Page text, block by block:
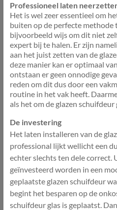
Professioneel laten
Het is wel zeer essentieel om
buiten op de perfecte methode
bijvoorbeeld wijs om dit niet
expert bij te halen. Er zijn
aan het juist zetten van de
deze manier kan er optimaal
ontstaan er geen onnodige
reden om dit dus door een
routine in het vak heeft.
als het om de glazen schuifdeur
De investering
Het laten installeren van de
professional lijkt wellicht een
echter slechts ten dele correct.
geïnvesteerd worden in een
geplaatste glazen schuifdeur
begint het besparen op de
schuifdeur glas is geplaatst.